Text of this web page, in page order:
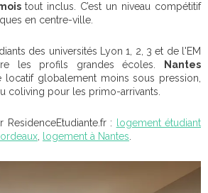
tout inclus. C’est un niveau compétitif
en centre-ville.
des universités Lyon 1, 2, 3 et de l'EM
les profils grandes écoles.
Nantes
locatif globalement moins sous pression,
coliving pour les primo-arrivants.
:
logement étudiant
logement à Nantes